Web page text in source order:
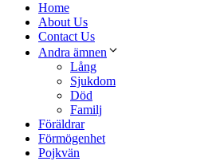
Home
About Us
Contact Us
Andra ämnen
Lång
Sjukdom
Död
Familj
Föräldrar
Förmögenhet
Pojkvän